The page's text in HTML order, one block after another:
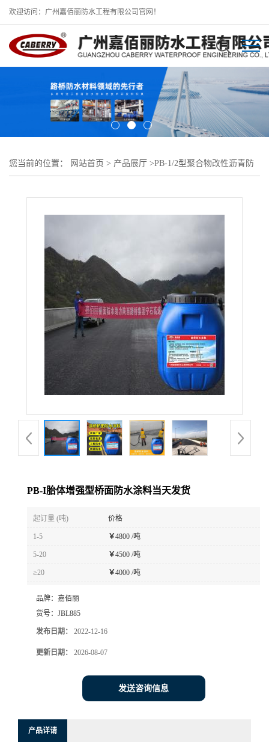
欢迎访问：广州嘉佰丽防水工程有限公司官网！
您当前的位置： 网站首页 > 产品展厅 >PB-1/2型聚合物改性沥青防
PB-I胎体增强型桥面防水涂料当天发货
起订量 (吨) 价格
1-5 ￥4800 /吨
5-20 ￥4500 /吨
≥20 ￥4000 /吨
品牌： 嘉佰丽
货号： JBL885
发布日期： 2022-12-16
更新日期： 2026-08-07
发送咨询信息
产品详请